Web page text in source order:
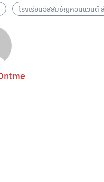
โรงเรียนอัสสัมชัญคอนแวนต์